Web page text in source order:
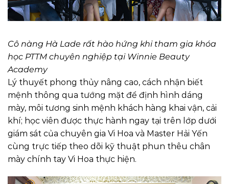
Cô nàng Hà Lade rất hào hứng khi tham gia khóa
học PTTM chuyên nghiệp tại Winnie Beauty
Academy
Lý thuyết phong thủy nâng cao, cách nhận biết
mệnh thông qua tướng mặt để định hình dáng
mày, môi tương sinh mệnh khách hàng khai vận, cải
khí; học viên được thực hành ngay tại trên lớp dưới
giám sát của chuyên gia Vi Hoa và Master Hải Yến
cùng trực tiếp theo dõi kỹ thuật phun thêu chân
mày chính tay Vi Hoa thực hiện.